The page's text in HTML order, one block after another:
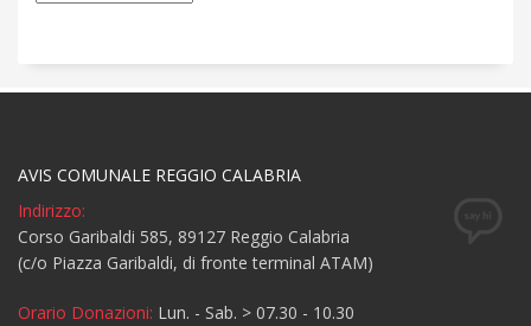
AVIS COMUNALE REGGIO CALABRIA
Indirizzo:
Corso Garibaldi 585, 89127 Reggio Calabria
(c/o Piazza Garibaldi, di fronte terminal ATAM)
Orario Donazioni: Lun. - Sab. > 07.30 - 10.30